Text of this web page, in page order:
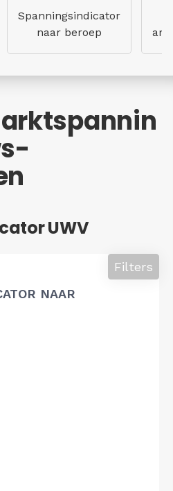
Spanningsindicator
naar beroep
UWV
NAAR
Filters